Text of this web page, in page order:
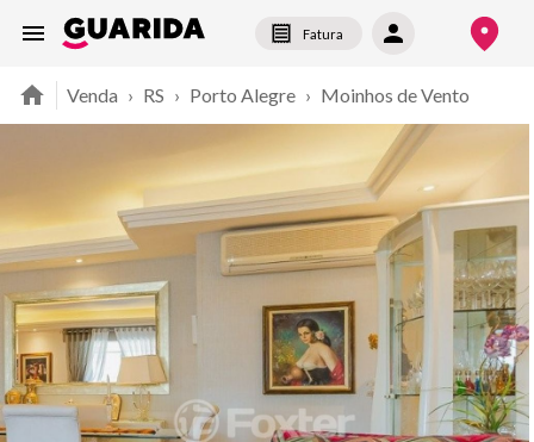
Fatura
Venda › RS › Porto Alegre › Moinhos de Vento